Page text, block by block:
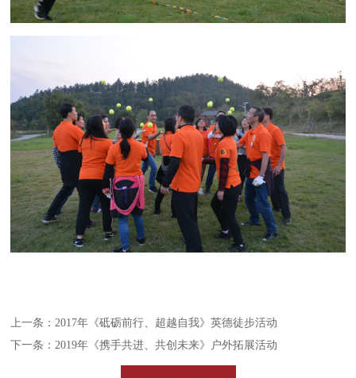
上一条：2017年《砥砺前行、超越自我》英德徒步活动
下一条：2019年《携手共进、共创未来》户外拓展活动